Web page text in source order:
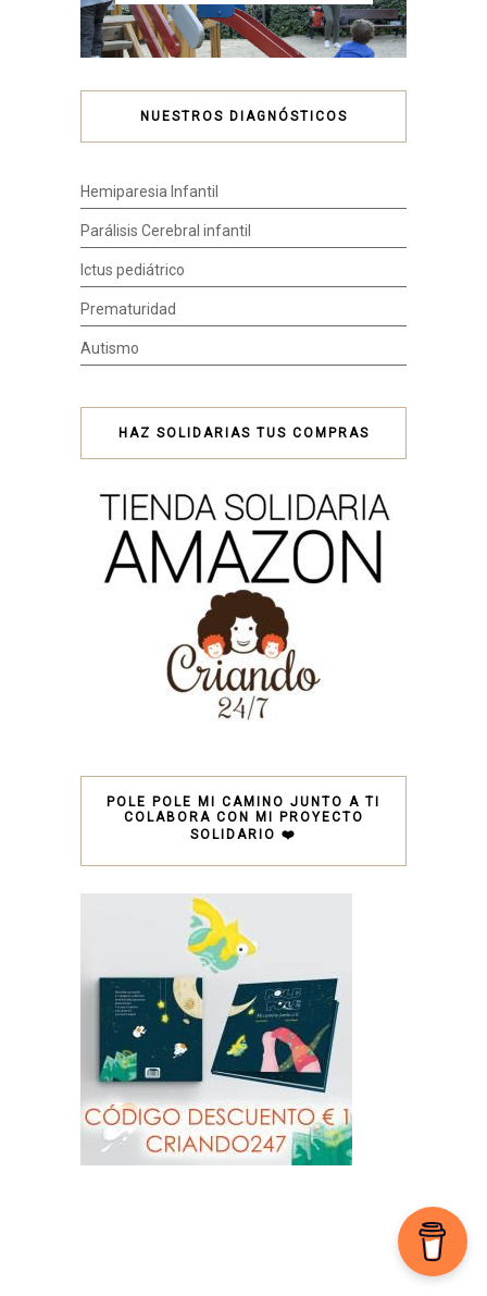
NUESTROS DIAGNÓSTICOS
Hemiparesia Infantil
Parálisis Cerebral infantil
Ictus pediátrico
Prematuridad
Autismo
HAZ SOLIDARIAS TUS COMPRAS
POLE POLE MI CAMINO JUNTO A TI
COLABORA CON MI PROYECTO
SOLIDARIO ❤️